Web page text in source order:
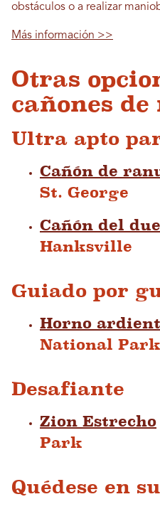
obstáculos o a realizar
Más información >>
Otras
cañones
Ultra apto
Cañón de
St. George
Cañón del
Hanksville
Guiado por
Horno
National Park
Desafiante
Zion Estrecho
Park
Quédese en